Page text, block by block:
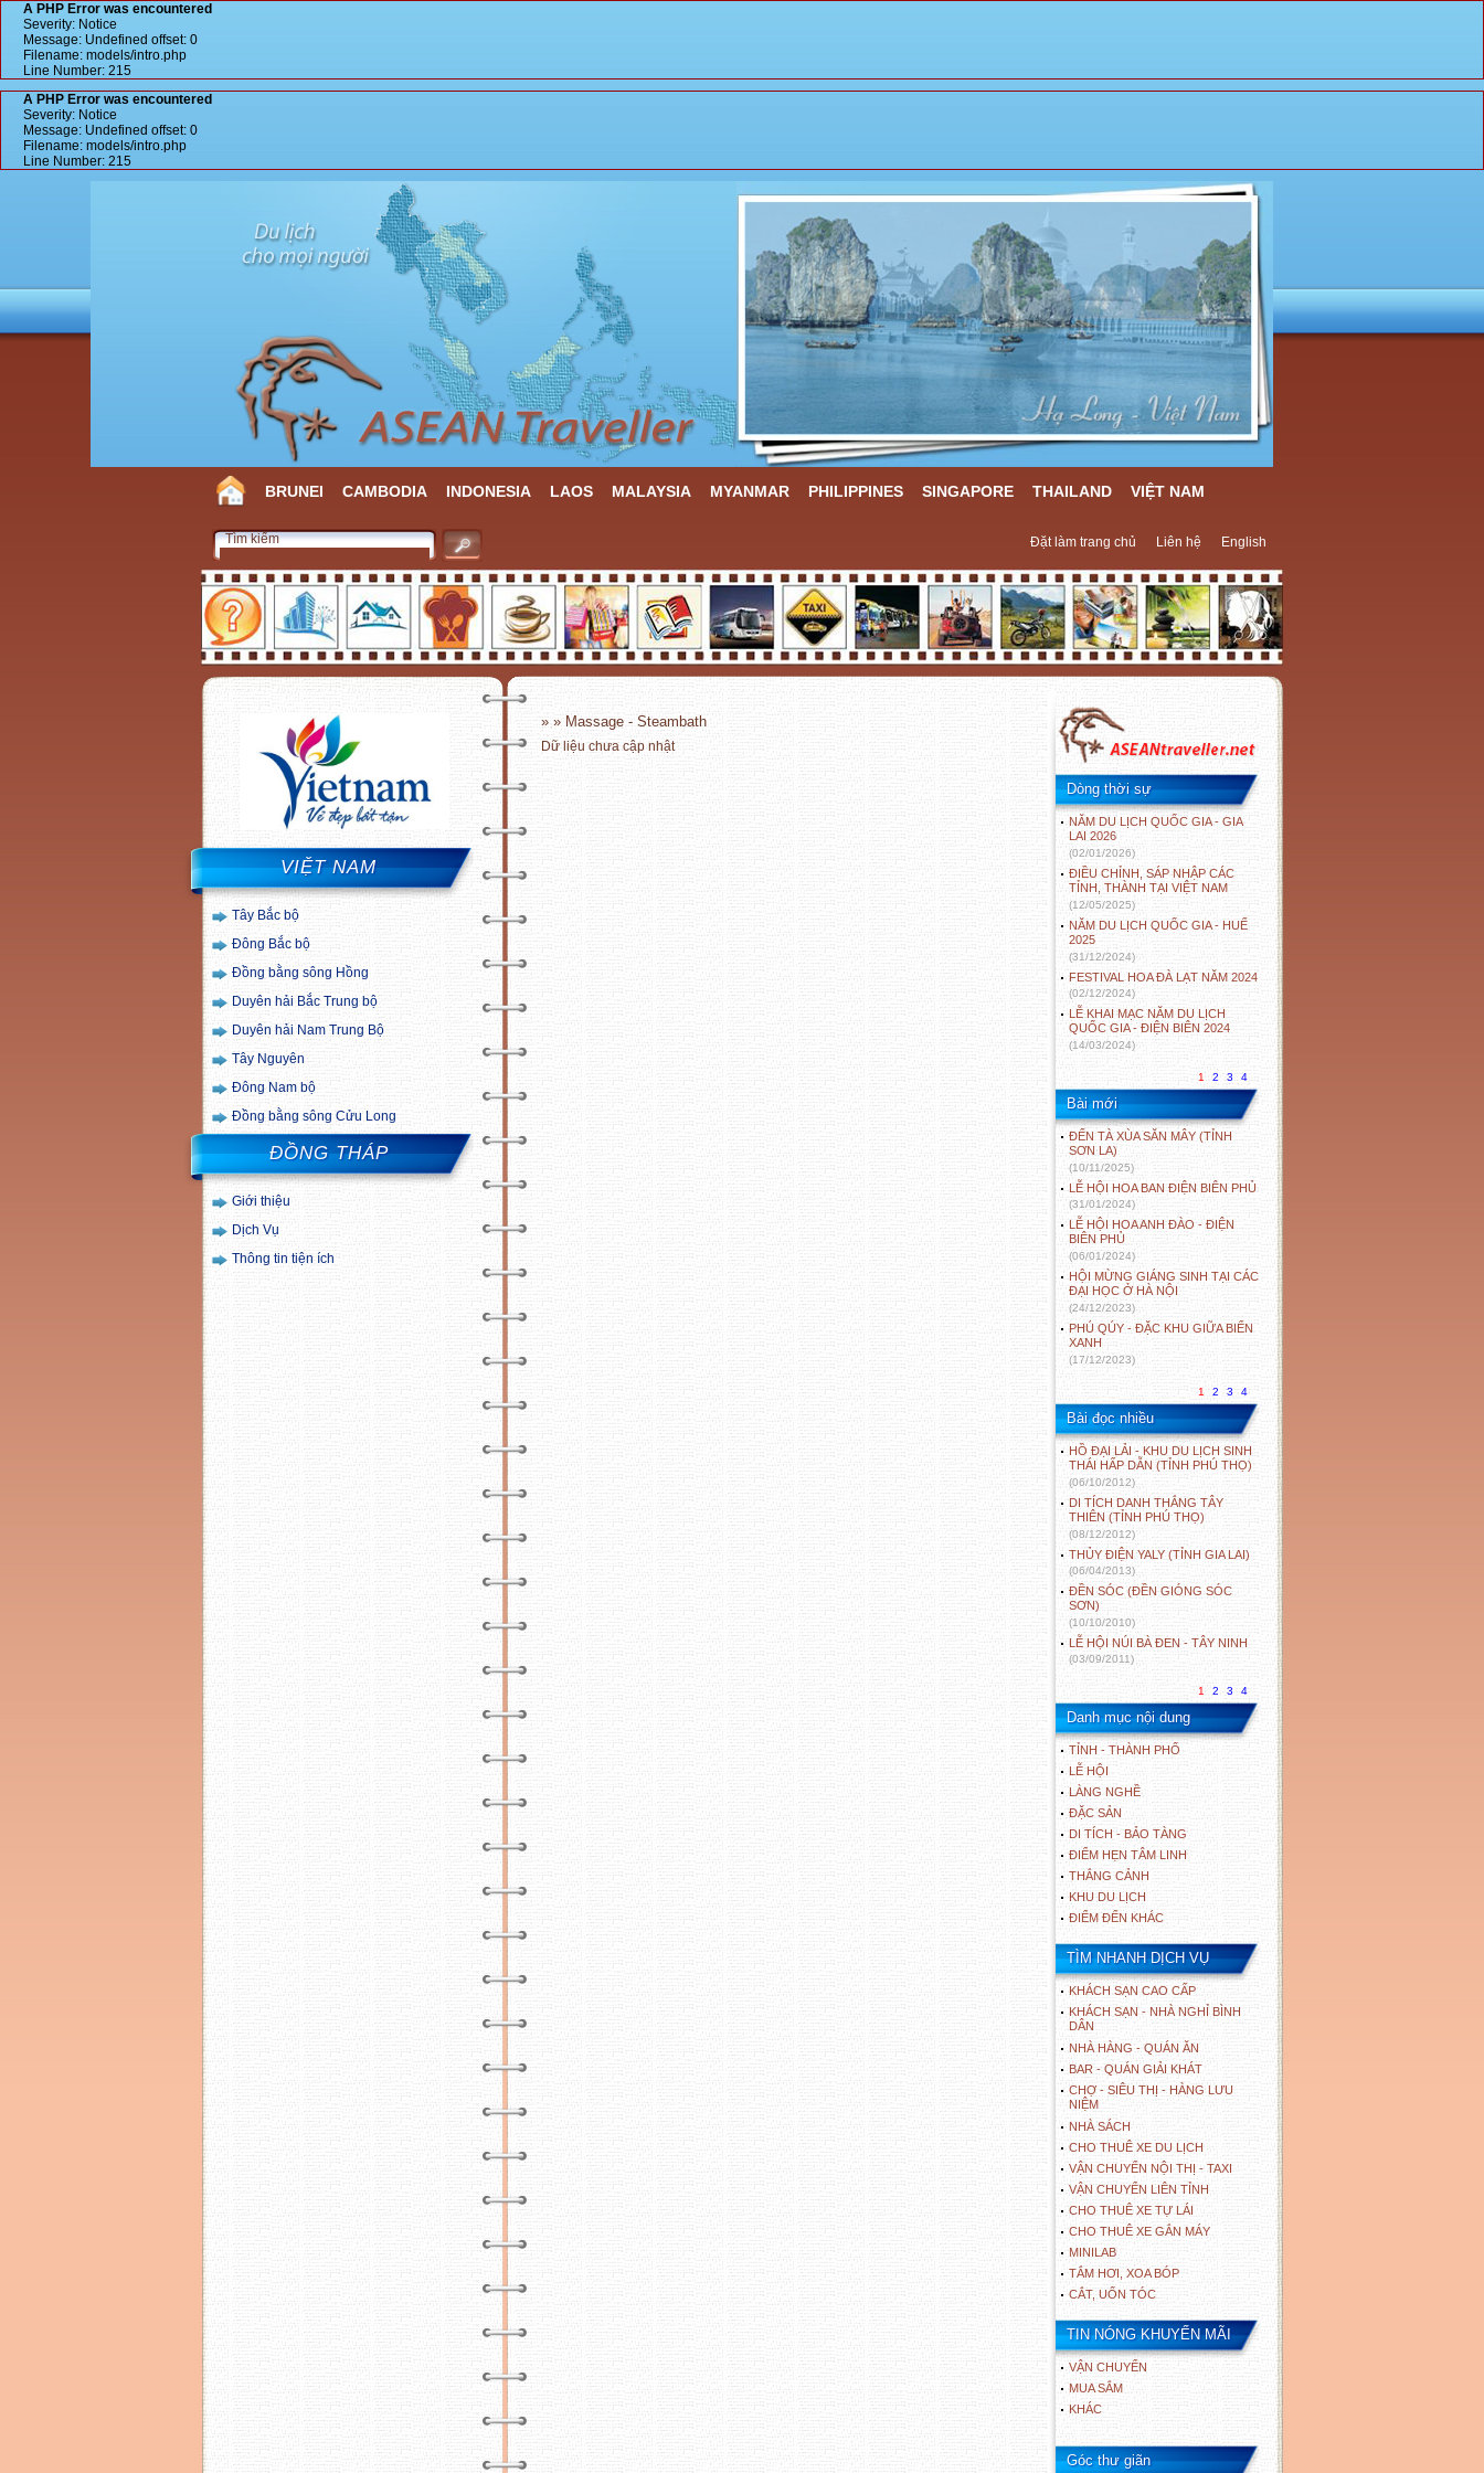
A PHP Error was encountered
Severity: Notice
Message: Undefined offset: 0
Filename: models/intro.php
Line Number: 215
A PHP Error was encountered
Severity: Notice
Message: Undefined offset: 0
Filename: models/intro.php
Line Number: 215
BRUNEI CAMBODIA INDONESIA LAOS MALAYSIA MYANMAR PHILIPPINES SINGAPORE THAILAND VIỆT NAM
Đặt làm trang chủ Liên hệ English
VIỆT NAM
Tây Bắc bộ
Đông Bắc bộ
Đồng bằng sông Hồng
Duyên hải Bắc Trung bộ
Duyên hải Nam Trung Bộ
Tây Nguyên
Đông Nam bộ
Đồng bằng sông Cửu Long
ĐỒNG THÁP
Giới thiệu
Dịch Vụ
Thông tin tiện ích
» » Massage - Steambath
Dữ liệu chưa cập nhật
Dòng thời sự
NĂM DU LỊCH QUỐC GIA - GIA
LAI 2026
(02/01/2026)
ĐIỀU CHỈNH, SÁP NHẬP CÁC
TỈNH, THÀNH TẠI VIỆT NAM
(12/05/2025)
NĂM DU LỊCH QUỐC GIA - HUẾ
2025
(31/12/2024)
FESTIVAL HOA ĐÀ LẠT NĂM 2024
(02/12/2024)
LỄ KHAI MẠC NĂM DU LỊCH
QUỐC GIA - ĐIỆN BIÊN 2024
(14/03/2024)
1 2 3 4
Bài mới
ĐẾN TÀ XÙA SĂN MÂY (TỈNH
SƠN LA)
(10/11/2025)
LỄ HỘI HOA BAN ĐIỆN BIÊN PHỦ
(31/01/2024)
LỄ HỘI HOA ANH ĐÀO - ĐIỆN
BIÊN PHỦ
(06/01/2024)
HỘI MỪNG GIÁNG SINH TẠI CÁC
ĐẠI HỌC Ở HÀ NỘI
(24/12/2023)
PHÚ QÚY - ĐẶC KHU GIỮA BIỂN
XANH
(17/12/2023)
1 2 3 4
Bài đọc nhiều
HỒ ĐẠI LẢI - KHU DU LỊCH SINH
THÁI HẤP DẪN (TỈNH PHÚ THỌ)
(06/10/2012)
DI TÍCH DANH THẮNG TÂY
THIÊN (TỈNH PHÚ THỌ)
(08/12/2012)
THỦY ĐIỆN YALY (TỈNH GIA LAI)
(06/04/2013)
ĐỀN SÓC (ĐỀN GIÓNG SÓC
SƠN)
(10/10/2010)
LỄ HỘI NÚI BÀ ĐEN - TÂY NINH
(03/09/2011)
1 2 3 4
Danh mục nội dung
TỈNH - THÀNH PHỐ
LỄ HỘI
LÀNG NGHỀ
ĐẶC SẢN
DI TÍCH - BẢO TÀNG
ĐIỂM HẸN TÂM LINH
THẮNG CẢNH
KHU DU LỊCH
ĐIỂM ĐẾN KHÁC
TÌM NHANH DỊCH VỤ
KHÁCH SẠN CAO CẤP
KHÁCH SẠN - NHÀ NGHỈ BÌNH
DÂN
NHÀ HÀNG - QUÁN ĂN
BAR - QUÁN GIẢI KHÁT
CHỢ - SIÊU THỊ - HÀNG LƯU
NIỆM
NHÀ SÁCH
CHO THUÊ XE DU LỊCH
VẬN CHUYỂN NỘI THỊ - TAXI
VẬN CHUYỂN LIÊN TỈNH
CHO THUÊ XE TỰ LÁI
CHO THUÊ XE GẮN MÁY
MINILAB
TẮM HƠI, XOA BÓP
CẮT, UỐN TÓC
TIN NÓNG KHUYẾN MÃI
VẬN CHUYỂN
MUA SẮM
KHÁC
Góc thư giãn